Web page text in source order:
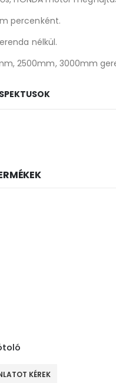
percenként.
nélkül.
2500mm, 3000mm
KÉREK